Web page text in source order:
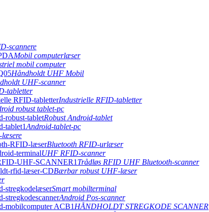
scannere
Mobil computerlæser
mobil computer
Håndholdt UHF Mobil
UHF-scanner
tabletter
Industrielle RFID-tabletter
robust tablet-pc
Robust Android-tablet
Android-tablet-pc
læsere
Bluetooth RFID-urlæser
UHF RFID-scanner
Trådløs RFID UHF Bluetooth-scanner
Bærbar robust UHF-læser
Smart mobilterminal
Android Pos-scanner
HÅNDHOLDT STREGKODE SCANNER